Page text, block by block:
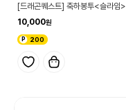
[드래곤퀘스트] 축하봉투<슬라임>
10,000
200